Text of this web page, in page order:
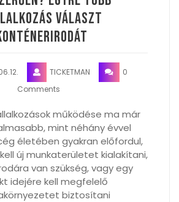
választ
TICKETMAN
0
Comments
működése ma már
mint néhány évvel
életében gyakran előfordul,
új munkaterületet kialakítani,
van szükség, vagy egy
idejére kell megfelelő
biztosítani